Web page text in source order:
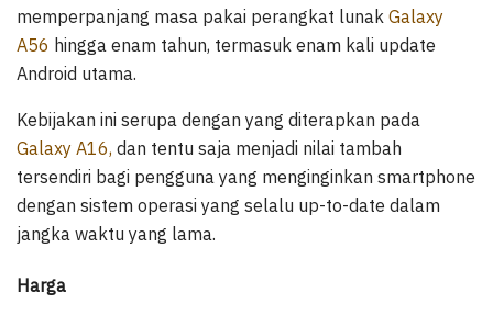
memperpanjang masa pakai perangkat lunak Galaxy
A56 hingga enam tahun, termasuk enam kali update
Android utama.
Kebijakan ini serupa dengan yang diterapkan pada
Galaxy A16, dan tentu saja menjadi nilai tambah
tersendiri bagi pengguna yang menginginkan smartphone
dengan sistem operasi yang selalu up-to-date dalam
jangka waktu yang lama.
Harga